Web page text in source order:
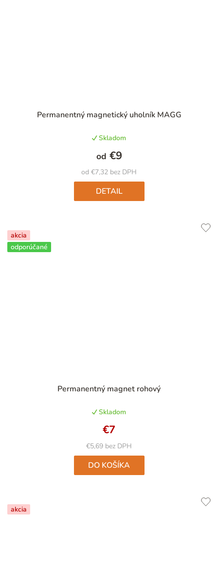
Permanentný magnetický uholník MAGG
hodnotenie
je
5,0
z
5
hviezdičiek.
Skladom
od €7,32 bez DPH
od €9
DETAIL
akcia
odporúčané
Permanentný magnet rohový
Skladom
€5,69 bez DPH
€7
DO KOŠÍKA
akcia